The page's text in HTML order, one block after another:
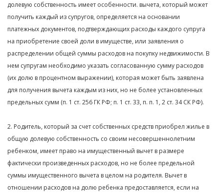
долевую собственность имеет особенности. вычета, который может
получить каждый из супругов, определяется на основании
платежных документов, подтверждающих расходы каждого супруга
на приобретение своей доли в имуществе, или заявления о
распределении общей суммы расходов на покупку недвижимости. В
нем супругам необходимо указать согласованную сумму расходов
(их долю в процентном выражении), которая может быть заявлена
для получения вычета каждым из них, но не более установленных
предельных сумм (п. 1 ст. 256 ГК РФ; п. 1 ст. 33, п. п. 1, 2 ст. 34 СК РФ).
2. Родитель, который за счет собственных средств приобрел жилье в
общую долевую собственность со своим несовершеннолетним
ребенком, имеет право на имущественный вычет в размере
фактически произведенных расходов, но не более предельной
суммы имущественного вычета в целом на родителя. Вычет в
отношении расходов на долю ребенка предоставляется, если на